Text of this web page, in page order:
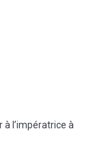
l’impératrice à